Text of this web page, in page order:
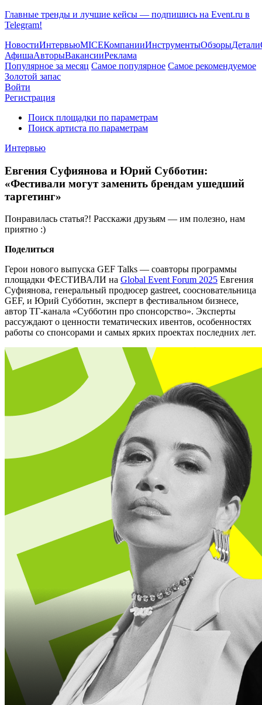
Главные тренды и лучшие кейсы — подпишись на Event.ru в
Telegram!
НовостиИнтервьюMICEКомпанииИнструментыОбзорыДетали
АфишаАвторыВакансииРеклама
Популярное за месяц Самое популярное Самое рекомендуемое
Золотой запас
Войти
Регистрация
Поиск площадки по параметрам
Поиск артиста по параметрам
Интервью
Евгения Суфиянова и Юрий Субботин:
«Фестивали могут заменить брендам ушедший
таргетинг»
Понравилась статья?! Расскажи друзьям — им полезно, нам
приятно :)
Поделиться
Герои нового выпуска GEF Talks — соавторы программы
площадки ФЕСТИВАЛИ на Global Event Forum 2025 Евгения
Суфиянова, генеральный продюсер gastreet, соосновательница
GEF, и Юрий Субботин, эксперт в фестивальном бизнесе,
автор ТГ-канала «Субботин про спонсорство». Эксперты
рассуждают о ценности тематических ивентов, особенностях
работы со спонсорами и самых ярких проектах последних лет.